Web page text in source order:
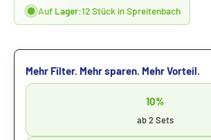
Auf Lager:12 Stück in Spreitenbach
Mehr Filter. Mehr sparen. Mehr Vorteil.
10%
ab 2 Sets